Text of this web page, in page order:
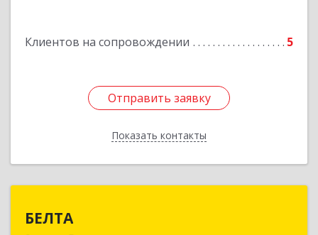
Клиентов на сопровождении 5
Отправить заявку
Показать контакты
Отправить заявку
Назад
БЕЛТА